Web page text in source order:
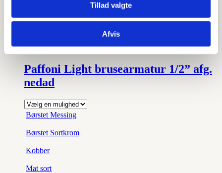
Tillad valgte
Afvis
Stål look
8.630,00Prisinterval:
kr.2.785,00
til
Paffoni Light brusearmatur 1/2” afg.
nedad
Børstet Messing
Børstet Sortkrom
Kobber
Mat sort